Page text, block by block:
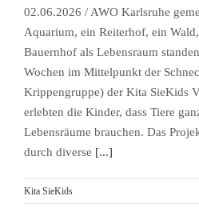
02.06.2026 / AWO Karlsruhe
Aquarium, ein Reiterhof, ein
Bauernhof als Lebensraum
Wochen im Mittelpunkt der
Krippengruppe) der Kita SieKids
erlebten die Kinder, dass Tiere
Lebensräume brauchen. Das
durch diverse [...]
Kita SieKids